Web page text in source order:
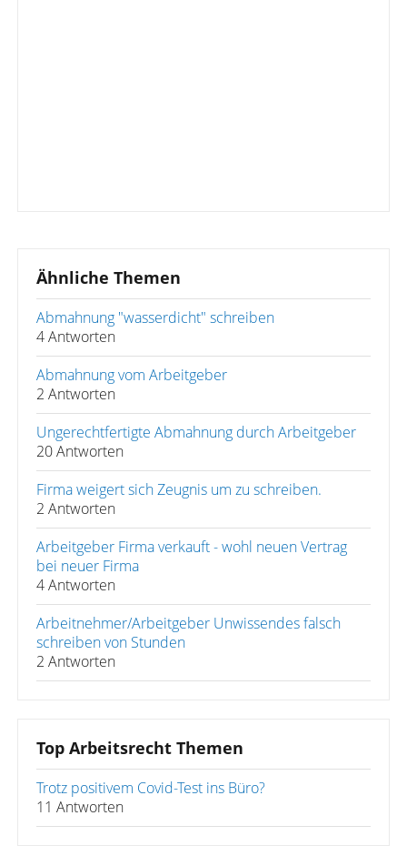
Ähnliche Themen
Abmahnung "wasserdicht" schreiben
4 Antworten
Abmahnung vom Arbeitgeber
2 Antworten
Ungerechtfertigte Abmahnung durch Arbeitgeber
20 Antworten
Firma weigert sich Zeugnis um zu schreiben.
2 Antworten
Arbeitgeber Firma verkauft - wohl neuen Vertrag
bei neuer Firma
4 Antworten
Arbeitnehmer/Arbeitgeber Unwissendes falsch
schreiben von Stunden
2 Antworten
Top Arbeitsrecht Themen
Trotz positivem Covid-Test ins Büro?
11 Antworten